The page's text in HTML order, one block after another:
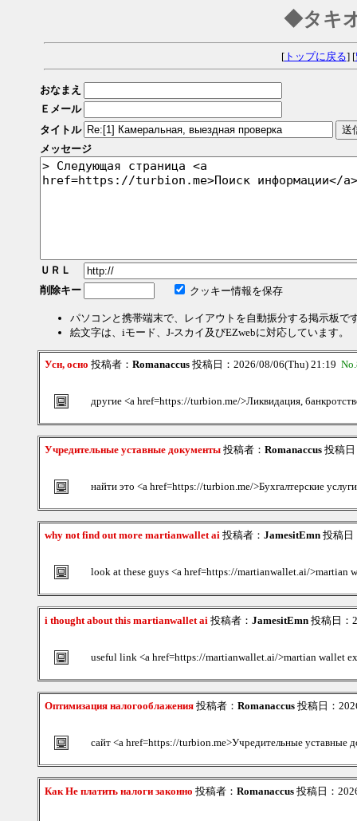
◆タキ
[トップに戻る] [
おなまえ
Ｅメール
タイトル
メッセージ
ＵＲＬ
削除キー
クッキー情報を保存
パソコンと携帯端末で、レイアウトを自動振分する掲示板で
絵文字は、iモード、J-スカイ及びEZwebに対応しています。
Усн, осно 投稿者： Romanaccus 投稿日：2026/08/06(Thu) 21:19
другие <a href=https://turbion.me/>Ликвидация,
Учредительные уставные документы 投稿者： Romanaccus 投稿
найти это <a href=https://turbion.me/>Бухгалтерские
why not find out more martianwallet ai 投稿者： JamesitEmn 投稿日
look at these guys <a href=https://martianwallet.ai/>martian
i thought about this martianwallet ai 投稿者： JamesitEmn 投稿日：
useful link <a href=https://martianwallet.ai/>martian wallet
Оптимизация налогооблажения 投稿者： Romanaccus 投稿日：
сайт <a href=https://turbion.me>Учредительные уставные
Как Не платить налоги законно 投稿者： Romanaccus 投稿日：